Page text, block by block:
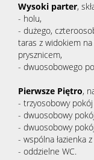
Wysoki parter,
- holu,
- dużego,
taras z widokiem na
prysznicem,
- dwuosobowego
Pierwsze Piętro,
- trzyosobowy
- dwuosobowy
- dwuosobowy
- wspólna łazienka
- oddzielne WC.